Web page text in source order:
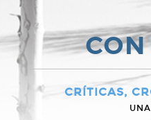
CRÍTICAS,